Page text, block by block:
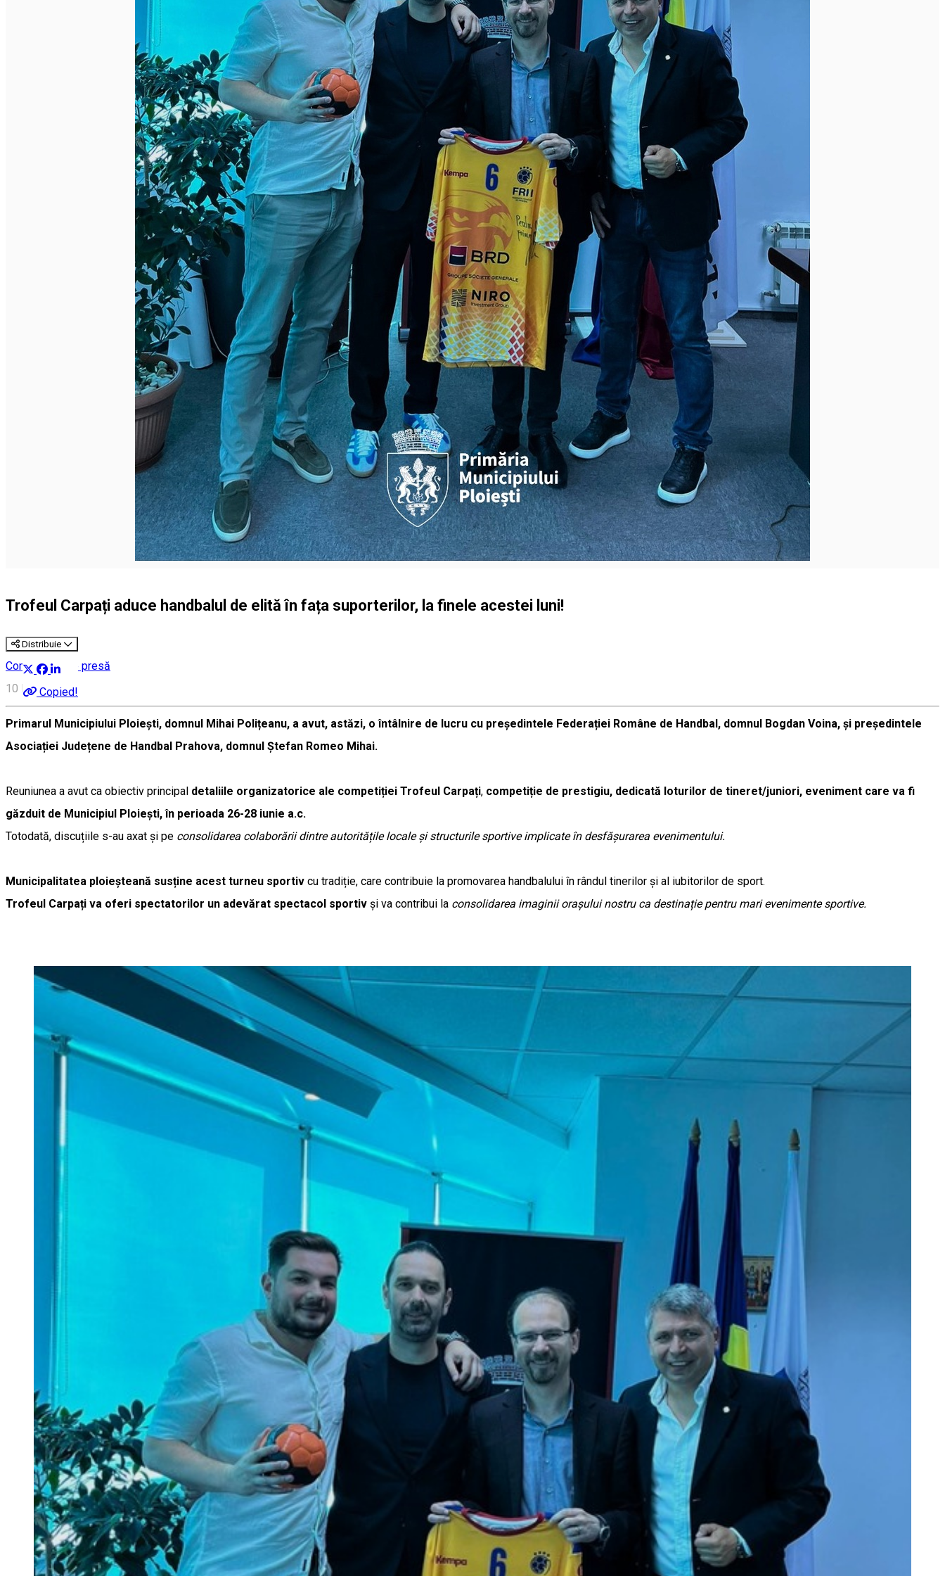
Trofeul Carpați aduce handbalul de elită în fața suporterilor, la finele acestei luni!
Distribuie
Copied!
Comunicate de presă
10 Iunie, 14:30
Primarul Municipiului Ploiești, domnul Mihai Polițeanu, a avut, astăzi, o întâlnire de lucru cu președintele Federației Române de Handbal, domnul Bogdan Voina, și președintele
Asociației Județene de Handbal Prahova, domnul Ștefan Romeo Mihai.
Reuniunea a avut ca obiectiv principal detaliile organizatorice ale competiției Trofeul Carpați, competiție de prestigiu, dedicată loturilor de tineret/juniori, eveniment care va fi
găzduit de Municipiul Ploiești, în perioada 26-28 iunie a.c.
Totodată, discuțiile s-au axat și pe consolidarea colaborării dintre autoritățile locale și structurile sportive implicate în desfășurarea evenimentului.
Municipalitatea ploieșteană susține acest turneu sportiv cu tradiție, care contribuie la promovarea handbalului în rândul tinerilor și al iubitorilor de sport.
Trofeul Carpați va oferi spectatorilor un adevărat spectacol sportiv și va contribui la consolidarea imaginii orașului nostru ca destinație pentru mari evenimente sportive.